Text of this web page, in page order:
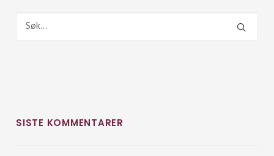
SISTE KOMMENTARER